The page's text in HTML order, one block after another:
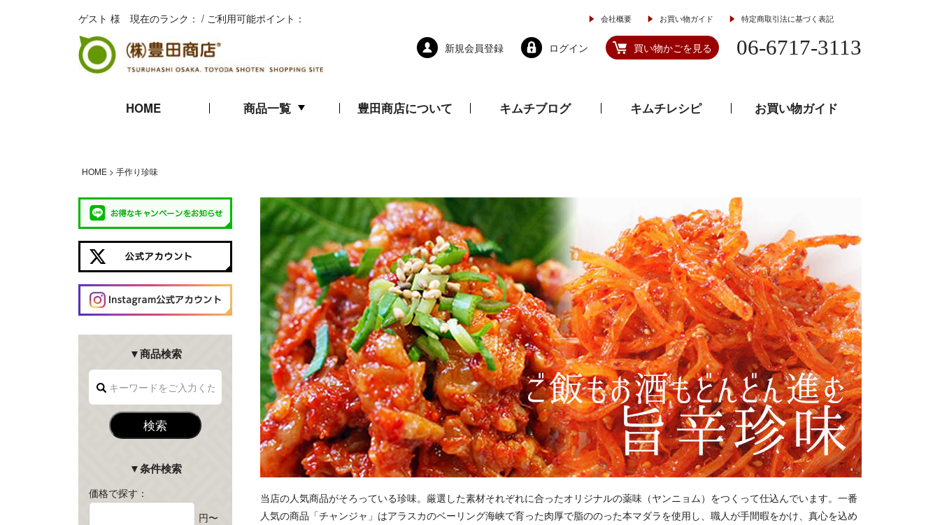
ゲスト 様 現在のランク： / ご利用可能ポイント： 会社概要 お買い物ガイド 特定商取引法に基づく表記
新規会員登録 ログイン 買い物かごを見る 06-6717-3113
HOME 商品一覧 豊田商店について キムチブログ キムチレシピ お買い物ガイド
HOME 手作り珍味
▼商品検索
検索
▼条件検索
価格で探す：
円〜
当店の人気商品がそろっている珍味。厳選した素材それぞれに合ったオリジナルの薬味（ヤンニョム）をつくって仕込んでいます。一番
人気の商品「チャンジャ」はアラスカのベーリング海峡で育った肉厚で脂ののった本マダラを使用し、職人が手間暇をかけ、真心を込め